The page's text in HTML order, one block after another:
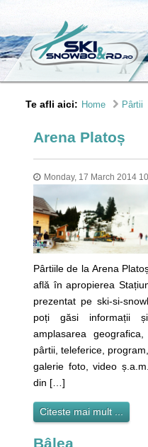
Te afli aici: Home Pârtii
Arena Platoș
Monday, 17 March 2014
Pârtiile de la Arena
află în apropierea
prezentat pe ski-si-
poți găsi informații
amplasarea
pârtii, teleferice,
galerie foto, video
din […]
Citeste mai mult ...
Bâlea